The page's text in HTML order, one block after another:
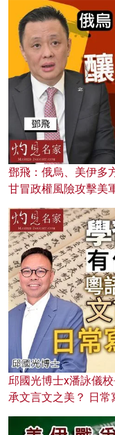
鄧飛：俄烏、美伊多
甘冒政權風險攻擊美
邱國光博士x潘詠儀
承文言文之美？ 日常